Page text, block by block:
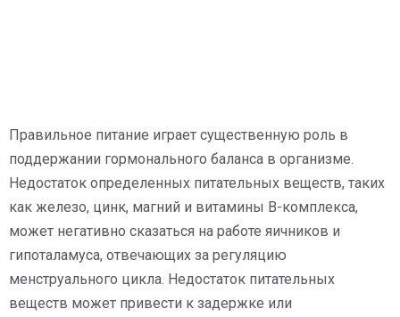
Правильное питание играет существенную роль в
поддержании гормонального баланса в организме.
Недостаток определенных питательных веществ, таких
как железо, цинк, магний и витамины В-комплекса,
может негативно сказаться на работе яичников и
гипоталамуса, отвечающих за регуляцию
менструального цикла. Недостаток питательных
веществ может привести к задержке или